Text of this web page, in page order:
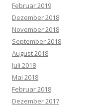
Februar 2019
Dezember 2018
November 2018
September 2018
August 2018
Juli 2018
Mai 2018
Februar 2018
Dezember 2017